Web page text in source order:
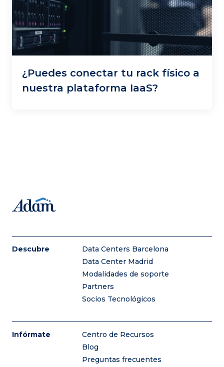
¿Puedes conectar tu rack físico a
nuestra plataforma IaaS?
Descubre
Data Centers Barcelona
Data Center Madrid
Modalidades de soporte
Partners
Socios Tecnológicos
Infórmate
Centro de Recursos
Blog
Preguntas frecuentes